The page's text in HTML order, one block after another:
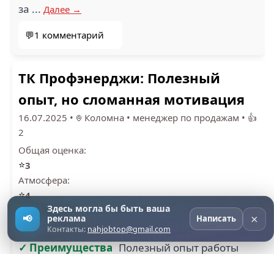
за ... Далее →
💬1 комментарий
ТК Профэнерджи: Полезный
опыт, но сломанная мотивация
16.07.2025 • Коломна • менеджер по продажам • 👍
2
Общая оценка:
⭐3
Атмосфера:
⭐4
Руководство:
⭐ 3
✓ Преимущества Полезный опыт работы
📢
Здесь могла бы быть ваша
реклама
Контакты: nahjobtop@gmail.com
Написать ×